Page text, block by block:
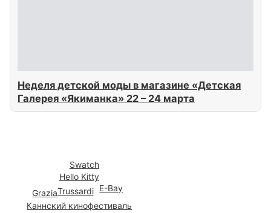
Неделя детской моды в магазине «Детская
Галерея «Якиманка» 22 – 24 марта
Каннский кинофестиваль
Trussardi
Hello Kitty
Grazia E-Bay
Swatch